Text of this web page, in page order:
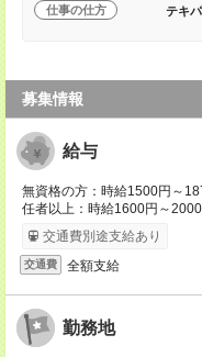
仕事の仕方 テキ
募集情報
給与
無資格の方：時給1500円～
任者以上：時給1600円～
交通費別途支給あり
交通費 全額支給
勤務地